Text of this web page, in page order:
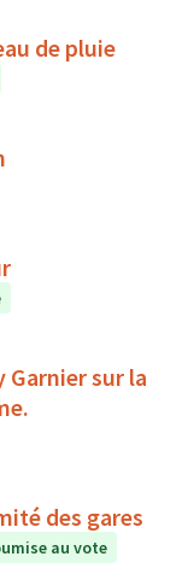
de pluie
Garnier sur la
des gares
au vote